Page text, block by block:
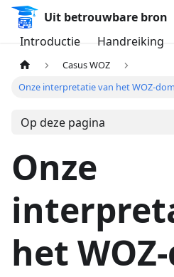
Uit betrouwbare bron
Introductie
Handreiking
Casus WOZ
Onze interpretatie van het WOZ-
Op deze pagina
Onze
het